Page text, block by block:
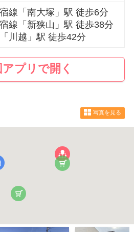
線「南大塚」駅 徒歩6分
線「新狭山」駅 徒歩38分
川越」駅 徒歩42分
プリで開く
写真を見る